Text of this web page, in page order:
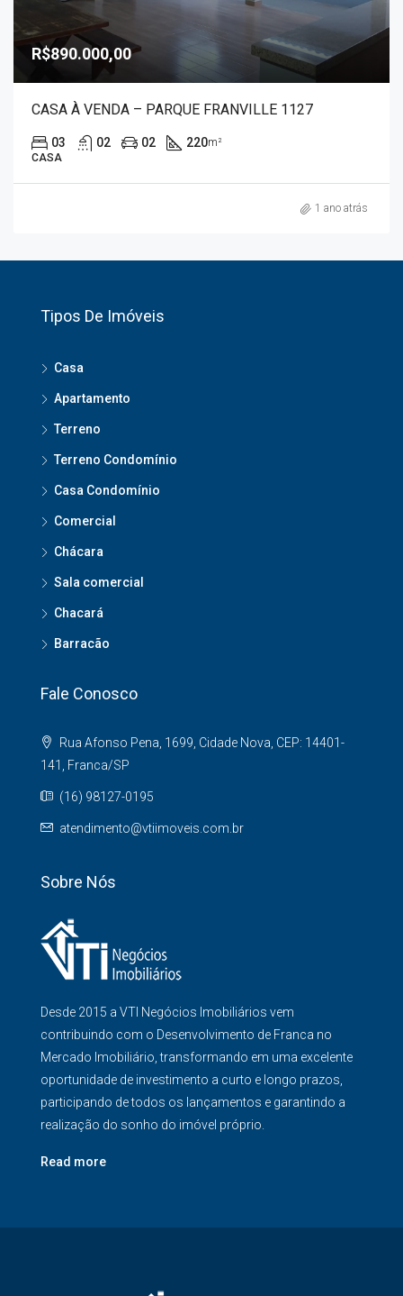
R$890.000,00
CASA À VENDA – PARQUE FRANVILLE 1127
03 02 02 220m²
CASA
1 ano atrás
Tipos De Imóveis
Casa
Apartamento
Terreno
Terreno Condomínio
Casa Condomínio
Comercial
Chácara
Sala comercial
Chacará
Barracão
Fale Conosco
Rua Afonso Pena, 1699, Cidade Nova, CEP: 14401-
141, Franca/SP
(16) 98127-0195
atendimento@vtiimoveis.com.br
Sobre Nós
Desde 2015 a VTI Negócios Imobiliários vem
contribuindo com o Desenvolvimento de Franca no
Mercado Imobiliário, transformando em uma excelente
oportunidade de investimento a curto e longo prazos,
participando de todos os lançamentos e garantindo a
realização do sonho do imóvel próprio.
Read more